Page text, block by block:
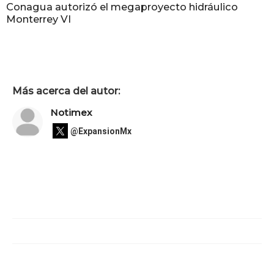
Conagua autorizó el megaproyecto hidráulico
Monterrey VI
Más acerca del autor:
Notimex
@ExpansionMx